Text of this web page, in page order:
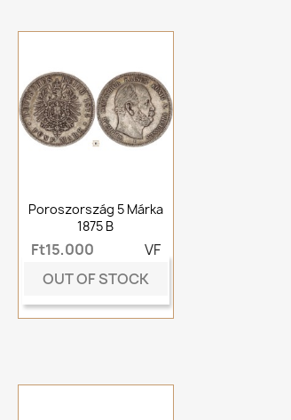
Poroszország 5 Márka
1875 B
Ft15,000
VF
OUT OF STOCK